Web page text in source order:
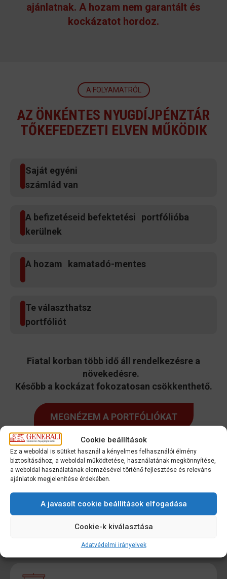
Cookie beállítások
Ez a weboldal is sütiket használ a kényelmes felhasználói élmény
biztosításához, a weboldal működtetése, használatának megkönnyítése,
a weboldal használatának elemzésével történő fejlesztése és releváns
ajánlatok megjelenítése érdekében.
A javasolt cookie beállítások elfogadása
Cookie-k kiválasztása
Adatvédelmi irányelvek
ajánlatnak. A hozam nem garantált és
kockázatot hordoz.
A FOLYAMATRÓL
AZ ÖNKÉNTES NYUGDÍJPÉNZTÁR
TŐKEFEDEZETI ELVEN MŰKÖDIK
Saját egyéni
számlád van
A befizetéseid befektetési portfólióba
kerülnek
A hozam kamatadó-mentes
Te választhatsz
portfóliót
Fiatal korban több idő áll rendelkezésre a
növekedésre.
Később a kockázat fokozatosan csökkenthető.
MEGNÉZEM A PORTFÓLIÓKAT
A LEGJOBB VÁLASZTÁS
MIÉRT A GENERALI
NYUGDÍJPÉNZTÁR?